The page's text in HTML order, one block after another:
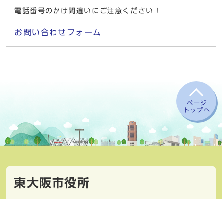
電話番号のかけ間違いにご注意ください！
お問い合わせフォーム
ページ
トップへ
東大阪市役所